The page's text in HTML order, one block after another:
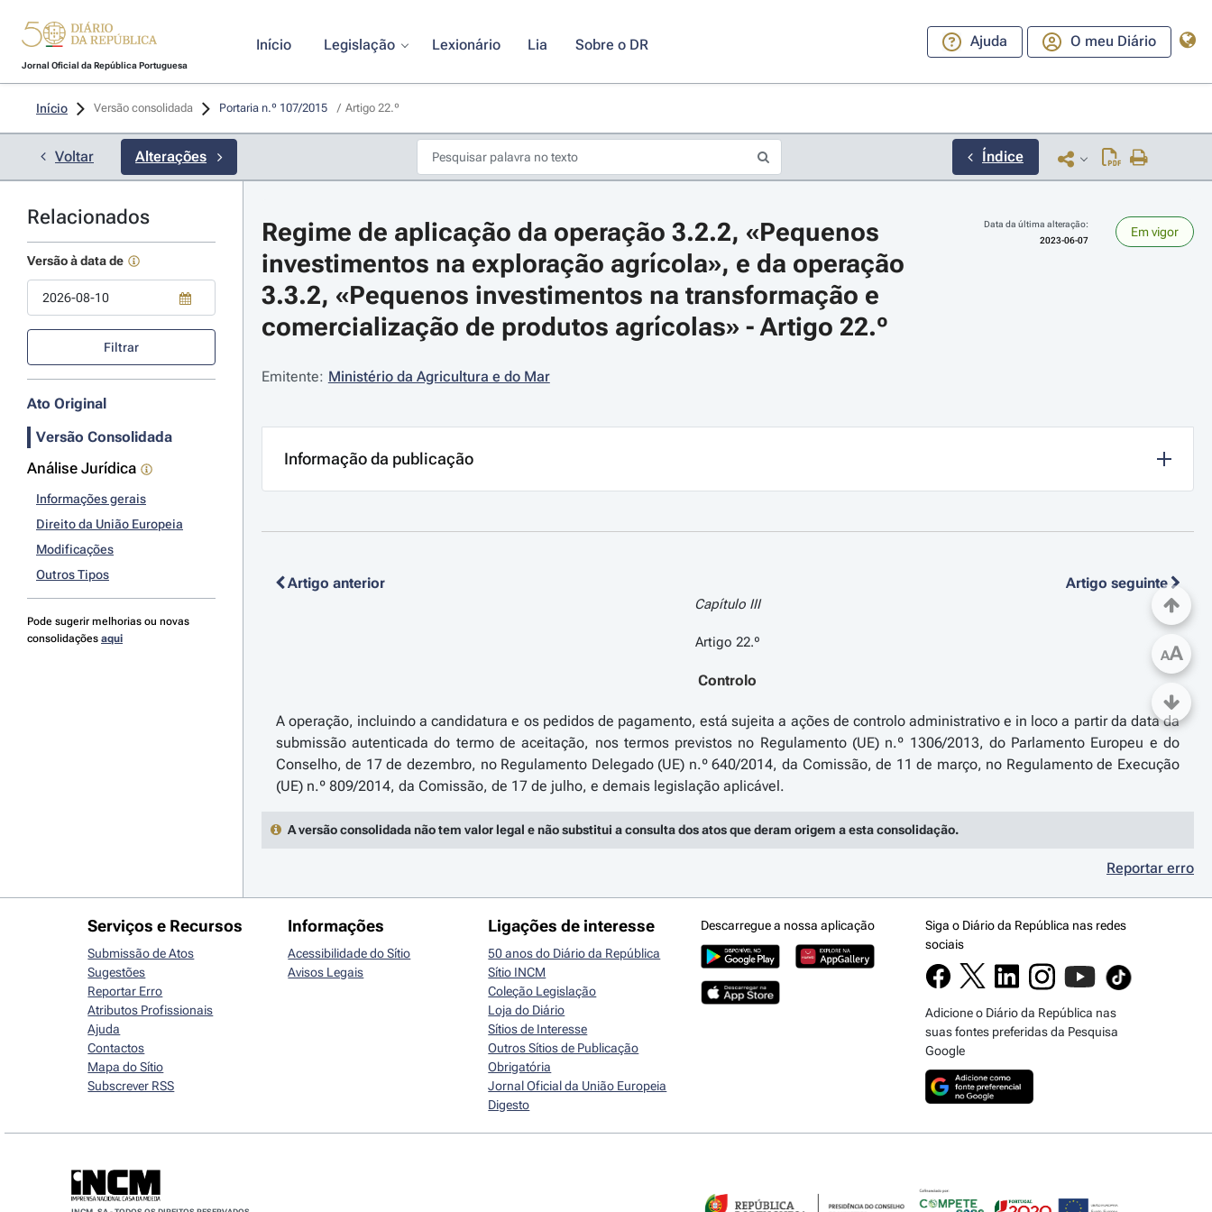
Jornal Oficial da República Portuguesa
Início Legislação Lexionário Lia Sobre o DR Ajuda O meu Diário
Início Versão consolidada Portaria n.º 107/2015 / Artigo 22.º
Voltar Alterações Índice
Relacionados
Versão à data de
Use a tecla de seta para baixo para abrir o calendário; Use as teclas de seta para navegar pelos dias do calendário; Use cmd ou ctrl + seta para a direita ou esquerda para navegar pelos meses; Use cmd ou ctrl +
Filtrar
Ato Original
Versão Consolidada
Análise Jurídica
Informações gerais
Direito da União Europeia
Modificações
Outros Tipos
Pode sugerir melhorias ou novas
consolidações aqui
Regime de aplicação da operação 3.2.2, «Pequenos
investimentos na exploração agrícola», e da operação
3.3.2, «Pequenos investimentos na transformação e
comercialização de produtos agrícolas» - Artigo 22.º
Data da última alteração:
2023-06-07
Em vigor
Emitente: Ministério da Agricultura e do Mar
Informação da publicação
Artigo anterior Artigo seguinte
Capítulo III
Artigo 22.º
Controlo
A operação, incluindo a candidatura e os pedidos de pagamento, está sujeita a ações de controlo administrativo e in loco a partir da data da
submissão autenticada do termo de aceitação, nos termos previstos no Regulamento (UE) n.º 1306/2013, do Parlamento Europeu e do
Conselho, de 17 de dezembro, no Regulamento Delegado (UE) n.º 640/2014, da Comissão, de 11 de março, no Regulamento de Execução
A versão consolidada não tem valor legal e não substitui a consulta dos atos que deram origem a esta consolidação.
Reportar erro
AA
Serviços e Recursos
Submissão de Atos
Sugestões
Reportar Erro
Atributos Profissionais
Ajuda
Contactos
Mapa do Sítio
Subscrever RSS
Informações
Acessibilidade do Sítio
Avisos Legais
Ligações de interesse
50 anos do Diário da República
Sítio INCM
Coleção Legislação
Loja do Diário
Sítios de Interesse
Outros Sítios de Publicação
Obrigatória
Jornal Oficial da União Europeia
Digesto
Descarregue a nossa aplicação
Siga o Diário da República nas redes
sociais
Adicione o Diário da República nas
suas fontes preferidas da Pesquisa
Google